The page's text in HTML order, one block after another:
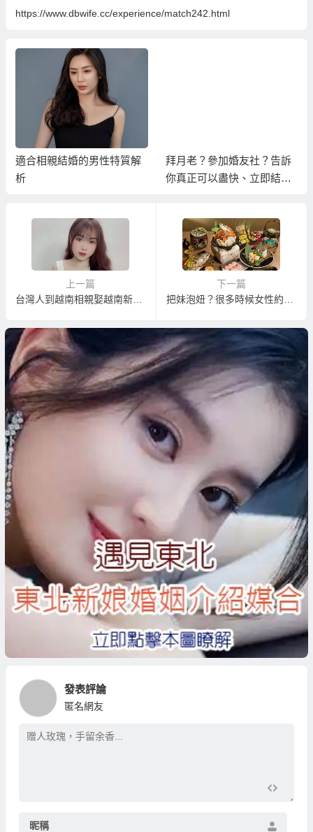
https://www.dbwife.cc/experience/match242.html
適合相親結婚的男性特質解
析
拜月老？參加婚友社？告訴
你真正可以盡快、立即結婚
上一篇
台灣人到越南相親娶越南新娘必需面對的事實真相(三)：可以娶到年輕未婚漂亮越南新娘嗎？
下一篇
發表評論
匿名網友
昵稱